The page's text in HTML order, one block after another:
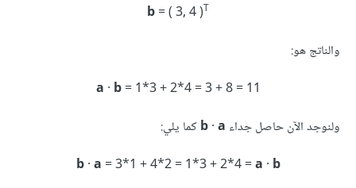
b= ( 3, 4 )T
والناتج هو:
a · b= 1*3 + 2*4 = 3 + 8 = 11
ولنوجد الآن حاصل جداء
b·a
كما يلي:
b·a = 3*1 + 4*2 = 1*3 + 2*4 =a · b